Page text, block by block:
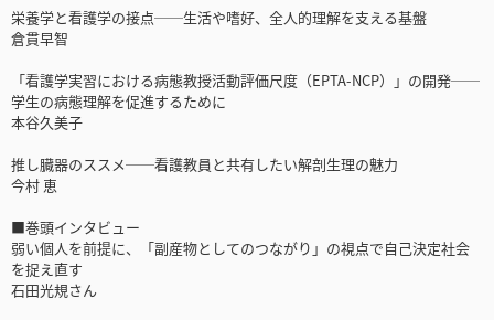
栄養学と看護学の接点──生活や嗜好、全人的理解を支える基盤
倉貫早智
「看護学実習における病態教授活動評価尺度（EPTA-NCP）」の開発──
学生の病態理解を促進するために
本谷久美子
推し臓器のススメ──看護教員と共有したい解剖生理の魅力
今村 恵
■巻頭インタビュー
弱い個人を前提に、「副産物としてのつながり」の視点で自己決定社会
を捉え直す
石田光規さん